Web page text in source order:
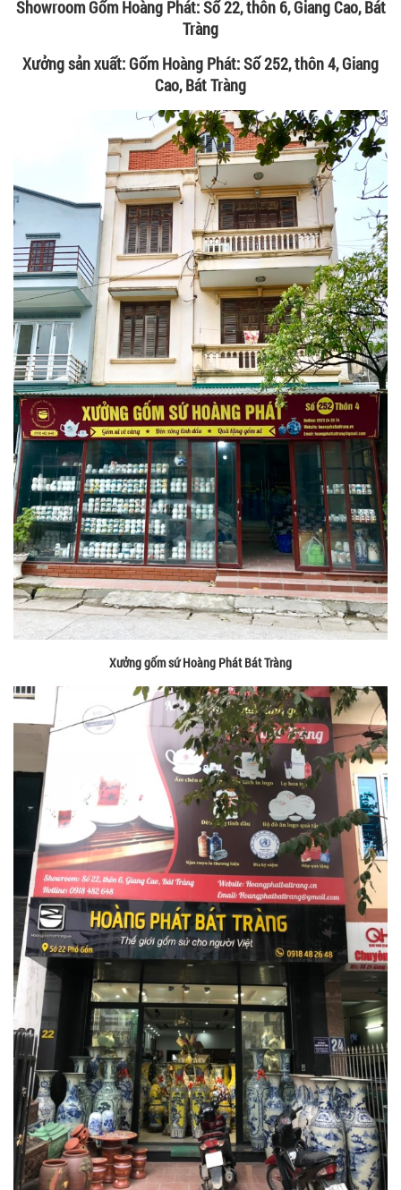
Showroom Gốm Hoàng Phát: Số 22, thôn 6, Giang Cao, Bát
Tràng
Xưởng sản xuất: Gốm Hoàng Phát: Số 252, thôn 4, Giang
Cao, Bát Tràng
Xưởng gốm sứ Hoàng Phát Bát Tràng